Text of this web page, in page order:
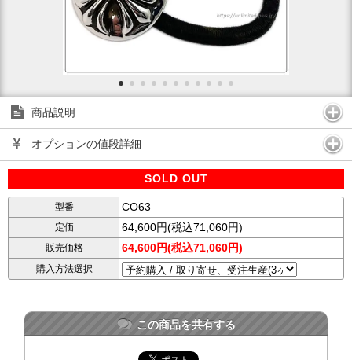
商品説明
オプションの値段詳細
SOLD OUT
型番 CO63
定価 64,600円(税込71,060円)
販売価格 64,600円(税込71,060円)
購入方法選択
この商品を共有する